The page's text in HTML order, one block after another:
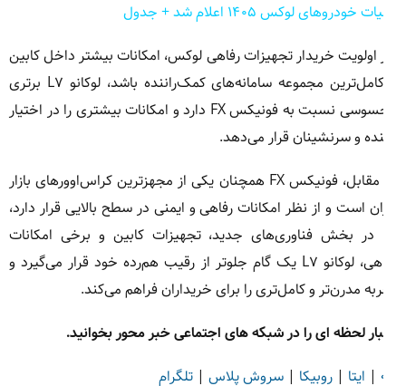
خودروهای لوکس ۱۴۰۵ اعلام شد + جدول
اولویت خریدار تجهیزات رفاهی لوکس، امکانات بیشتر داخل کابین
و کامل‌ترین مجموعه سامانه‌های کمک‌راننده باشد، لوکانو L۷ برتری
محسوسی نسبت به فونیکس FX دارد و امکانات بیشتری را در اختیار
و سرنشینان قرار می‌دهد.
در مقابل، فونیکس FX همچنان یکی از مجهزترین کراس‌اوورهای بازار
است و از نظر امکانات رفاهی و ایمنی در سطح بالایی قرار دارد،
در بخش فناوری‌های جدید، تجهیزات کابین و برخی امکانات
رفاهی، لوکانو L۷ یک گام جلوتر از رقیب هم‌رده خود قرار می‌گیرد و
مدرن‌تر و کامل‌تری را برای خریداران فراهم می‌کند.
لحظه ای را در شبکه های اجتماعی خبر محور بخوانید.
ایتا |روبیکا|سروش پلاس|تلگرام